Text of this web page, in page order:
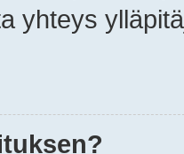
yhteys